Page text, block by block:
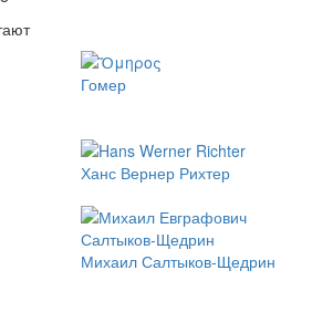
Гомер
Ханс Вернер Рихтер
Михаил Салтыков-Щедрин